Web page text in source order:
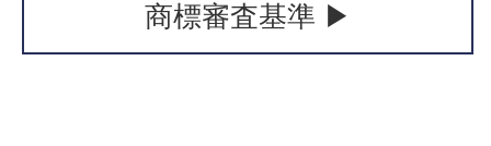
商標審査基準 ▶